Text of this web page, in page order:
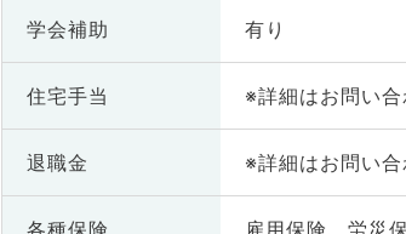
学会補助 有り
住宅手当 ※詳細はお問い
退職金 ※詳細はお問い
各種保険 雇用保険、労災